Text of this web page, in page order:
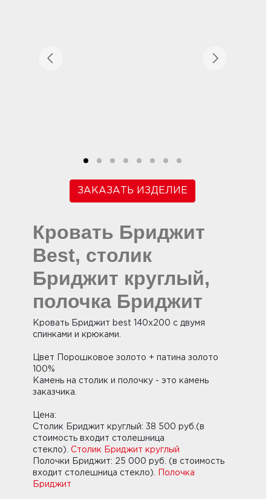
ЗАКАЗАТЬ ИЗДЕЛИЕ
Кровать Бриджит
Best, столик
Бриджит круглый,
полочка Бриджит
Кровать Бриджит best 140х200 с двумя
спинками и крюками.
Цвет Порошковое золото + патина золото
100%
Камень на столик и полочку - это камень
заказчика.
Цена:
Столик Бриджит круглый: 38 500 руб.(в
стоимость входит столешница
стекло). Столик Бриджит круглый
Полочки Бриджит: 25 000 руб. (в стоимость
входит столешница стекло).
Полочка
Бриджит